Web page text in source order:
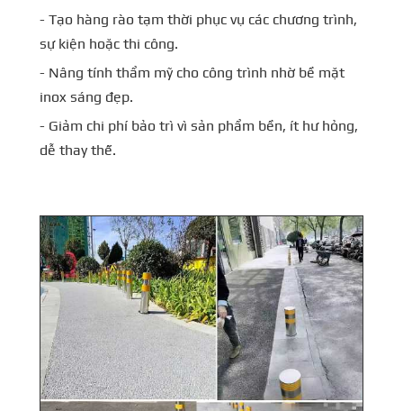
- Tạo hàng rào tạm thời phục vụ các chương trình,
sự kiện hoặc thi công.
- Nâng tính thẩm mỹ cho công trình nhờ bề mặt
inox sáng đẹp.
- Giảm chi phí bảo trì vì sản phẩm bền, ít hư hỏng,
dễ thay thế.